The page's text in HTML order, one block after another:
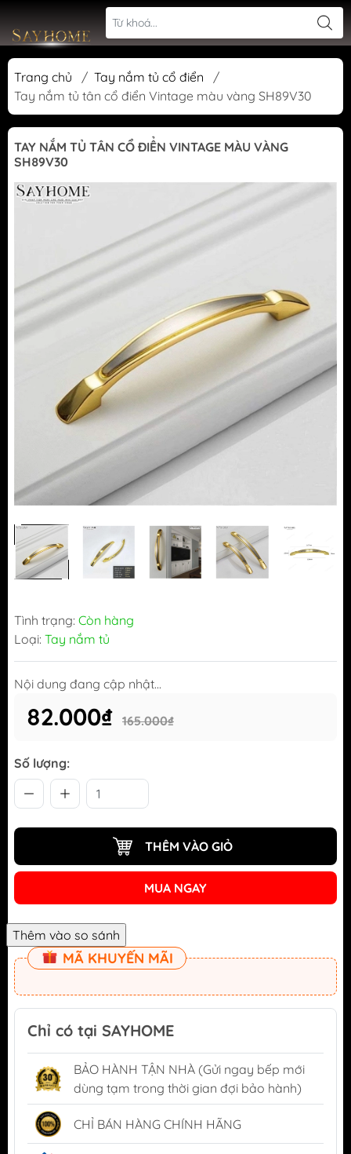
Trang chủ / Tay nắm tủ cổ điển
/
Tay nắm tủ tân cổ điển Vintage màu vàng SH89V30
TAY NẮM TỦ TÂN CỔ ĐIỂN VINTAGE MÀU VÀNG
SH89V30
Tình trạng: Còn hàng
Loại: Tay nắm tủ
Nội dung đang cập nhật...
82.000₫ 165.000₫
Số lượng:
THÊM VÀO GIỎ
MUA NGAY
MÃ KHUYẾN MÃI
Chỉ có tại SAYHOME
BẢO HÀNH TẬN NHÀ (Gửi ngay bếp mới
dùng tạm trong thời gian đợi bảo hành)
CHỈ BÁN HÀNG CHÍNH HÃNG